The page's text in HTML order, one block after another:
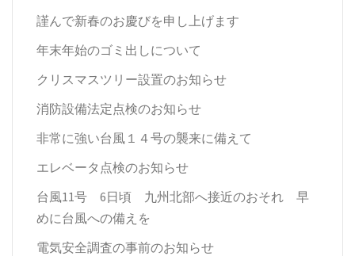
謹んで新春のお慶びを申し上げます
年末年始のゴミ出しについて
クリスマスツリー設置のお知らせ
消防設備法定点検のお知らせ
非常に強い台風１４号の襲来に備えて
エレベータ点検のお知らせ
台風11号 6日頃 九州北部へ接近のおそれ 早
めに台風への備えを
電気安全調査の事前のお知らせ